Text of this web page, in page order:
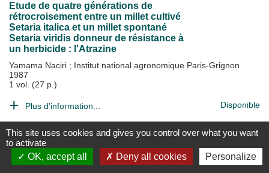
Etude de quatre générations de
rétrocroisement entre un millet cultivé
Setaria italica et un millet spontané
Setaria viridis donneur de résistance à
un herbicide : l'Atrazine
Yamama Naciri ; Institut national agronomique Paris-Grignon
1987
1 vol. (27 p.)
Plus d'information... Disponible
This site uses cookies and gives you control over what you want
to activate
OK, accept all
Deny all cookies Personalize